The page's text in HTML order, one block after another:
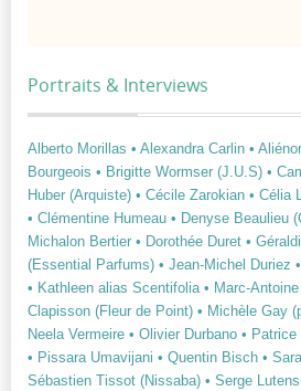
Portraits & Interviews
Alberto Morillas • Alexandra Carlin •
Bourgeois • Brigitte Wormser (J.U.S) •
Huber (Arquiste) • Cécile Zarokian • Célia
• Clémentine Humeau • Denyse Beaulieu
Michalon Bertier • Dorothée Duret •
(Essential Parfums) • Jean-Michel Duriez
• Kathleen alias Scentifolia • Marc-
Clapisson (Fleur de Point) • Michèle Gay
Neela Vermeire • Olivier Durbano • Patrice
• Pissara Umavijani • Quentin Bisch •
Sébastien Tissot (Nissaba) • Serge Lutens